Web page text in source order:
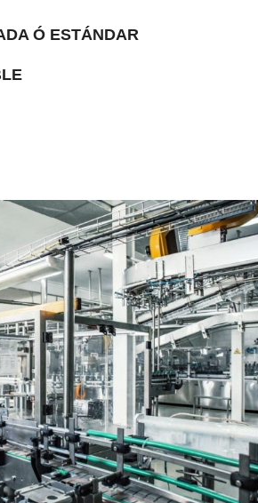
Ó ESTÁNDAR